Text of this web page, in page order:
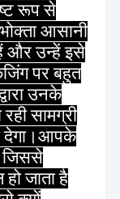
रूप से
आसानी
और उन्हें इसे
पर बहुत
उनके
सामग्री
देगा।आपके
जिससे
जाता है